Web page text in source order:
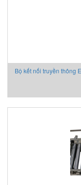
Bộ kết nối truyền thông